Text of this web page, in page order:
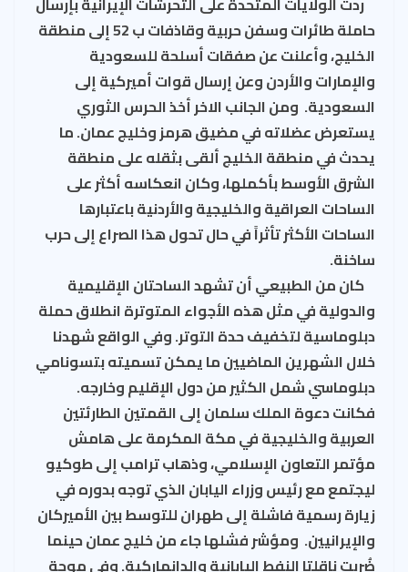
حاملة طائرات وسفن حربية وقاذفات ب 52 إلى منطقة
الخليج، وأعلنت عن صفقات أسلحة للسعودية
والإمارات والأردن وعن إرسال قوات أميركية إلى
السعودية. ومن الجانب الاخر أخذ الحرس الثوري
يستعرض عضلاته في مضيق هرمز وخليج عمان. ما
يحدث في منطقة الخليج ألقى بثقله على منطقة
الشرق الأوسط بأكملها، وكان انعكاسه أكثر على
الساحات العراقية والخليجية والأردنية باعتبارها
الساحات الأكثر تأثراً في حال تحول هذا الصراع إلى حرب
ساخنة.
كان من الطبيعي أن تشهد الساحتان الإقليمية
والدولية في مثل هذه الأجواء المتوترة انطلاق حملة
دبلوماسية لتخفيف حدة التوتر. وفي الواقع شهدنا
خلال الشهرين الماضيين ما يمكن تسميته بتسونامي
دبلوماسي شمل الكثير من دول الإقليم وخارجه.
فكانت دعوة الملك سلمان إلى القمتين الطارئتين
العربية والخليجية في مكة المكرمة على هامش
مؤتمر التعاون الإسلامي، وذهاب ترامب إلى طوكيو
ليجتمع مع رئيس وزراء اليابان الذي توجه بدوره في
زيارة رسمية فاشلة إلى طهران للتوسط بين الأميركان
والإيرانيين. ومؤشر فشلها جاء من خليج عمان حينما
ضُربت ناقلتا النفط اليابانية والدانماركية. وفي موجة